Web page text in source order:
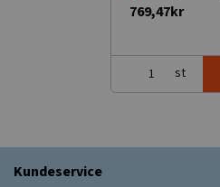
769,47kr
st
Kundeservice